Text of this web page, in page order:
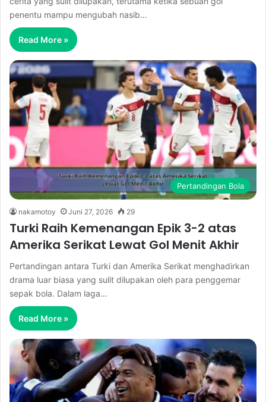
penentu mampu mengubah nasib…
Read More »
Pertandingan Bola
nakamotoy Juni 27, 2026 29
Turki Raih Kemenangan Epik 3-2 atas
Amerika Serikat Lewat Gol Menit Akhir
Pertandingan antara Turki dan Amerika Serikat menghadirkan
drama luar biasa yang sulit dilupakan oleh para penggemar
sepak bola. Dalam laga…
Read More »